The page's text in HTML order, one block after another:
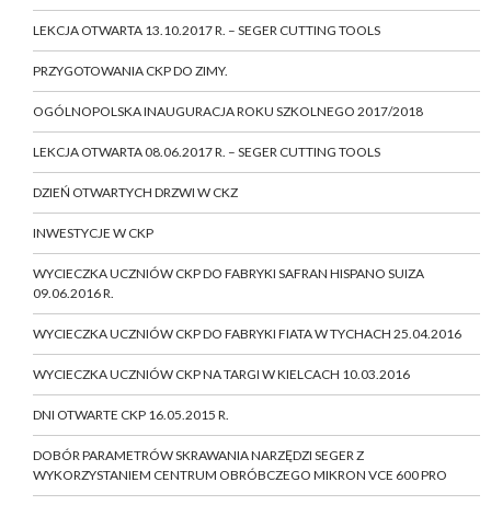
LEKCJA OTWARTA 13.10.2017 R. – SEGER CUTTING TOOLS
PRZYGOTOWANIA CKP DO ZIMY.
OGÓLNOPOLSKA INAUGURACJA ROKU SZKOLNEGO 2017/2018
LEKCJA OTWARTA 08.06.2017 R. – SEGER CUTTING TOOLS
DZIEŃ OTWARTYCH DRZWI W CKZ
INWESTYCJE W CKP
WYCIECZKA UCZNIÓW CKP DO FABRYKI SAFRAN HISPANO SUIZA
09.06.2016 R.
WYCIECZKA UCZNIÓW CKP DO FABRYKI FIATA W TYCHACH 25.04.2016
WYCIECZKA UCZNIÓW CKP NA TARGI W KIELCACH 10.03.2016
DNI OTWARTE CKP 16.05.2015 R.
DOBÓR PARAMETRÓW SKRAWANIA NARZĘDZI SEGER Z
WYKORZYSTANIEM CENTRUM OBRÓBCZEGO MIKRON VCE 600 PRO